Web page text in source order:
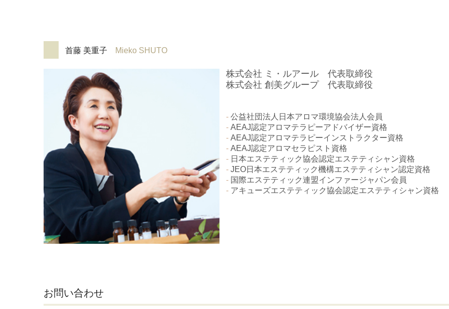
首藤 美重子 Mieko SHUTO
株式会社 ミ・ルアール 代表取締役
株式会社 創美グループ 代表取締役
- 公益社団法人日本アロマ環境協会法人会員
- AEAJ認定アロマテラピーアドバイザー資格
- AEAJ認定アロマテラピーインストラクター資格
- AEAJ認定アロマセラピスト資格
- 日本エステティック協会認定エステティシャン資格
- JEO日本エステティック機構エステティシャン認定資格
- 国際エステティック連盟インファージャパン会員
- アキューズエステティック協会認定エステティシャン資格
お問い合わせ